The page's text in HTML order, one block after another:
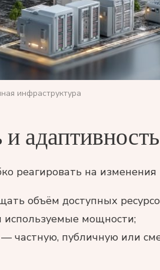
инфраструктура
адаптивность
реагировать на изменения
объём доступных
используемые мощности;
частную, публичную или